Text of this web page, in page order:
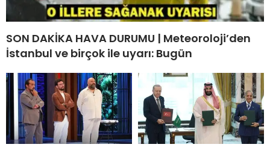
SON DAKİKA HAVA DURUMU | Meteoroloji’den
İstanbul ve birçok ile uyarı: Bugün